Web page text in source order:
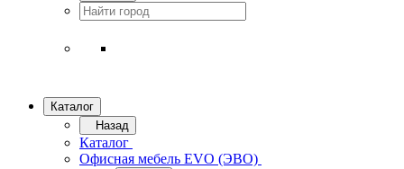
Каталог
Назад
Каталог
Офисная мебель EVO (ЭВО)